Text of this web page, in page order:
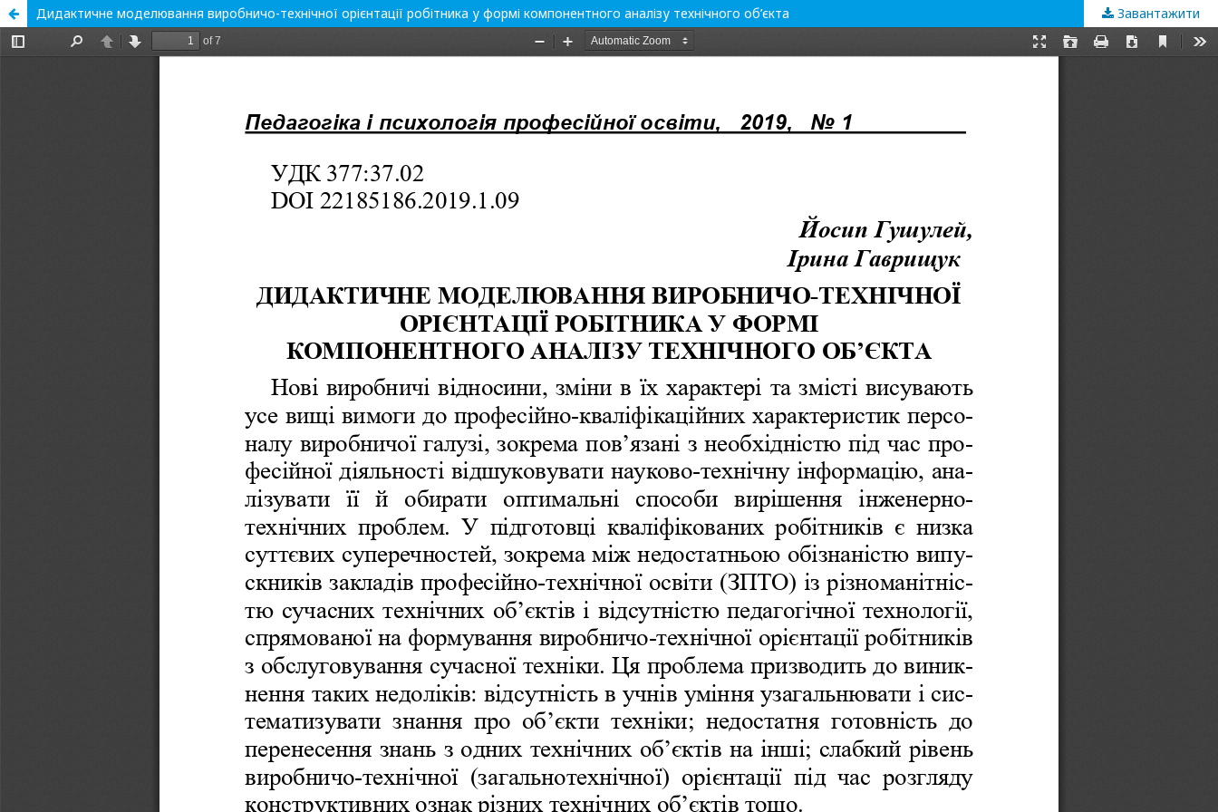
Дидактичне моделювання виробничо-технічної орієнтації робітника у формі компонентного аналізу технічного об’єкта Завантажити